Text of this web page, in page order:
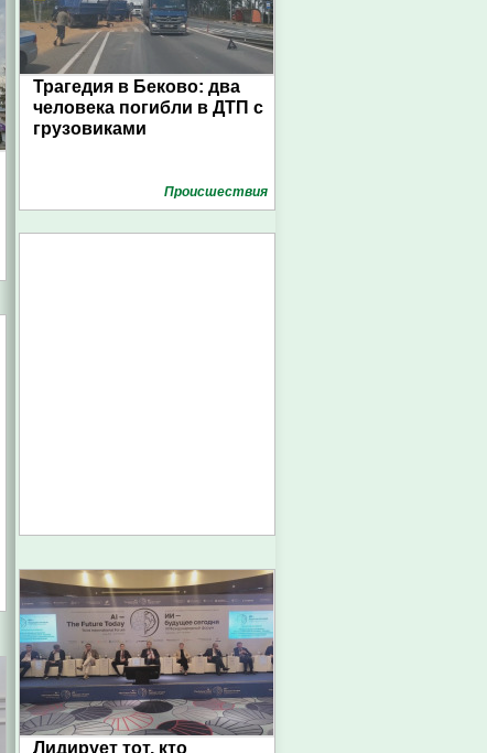
Трагедия в Беково: два
человека погибли в ДТП с
грузовиками
Проиcшествия
Лидирует тот, кто